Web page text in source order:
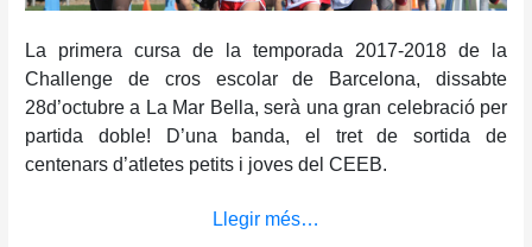
La primera cursa de la temporada 2017-2018 de la
Challenge de cros escolar de Barcelona, dissabte
28d’octubrea La Mar Bella, serà una gran celebració per
partida doble! D’una banda, el tret de sortida de
centenars d’atletes petits i joves del CEEB.
Llegir més…